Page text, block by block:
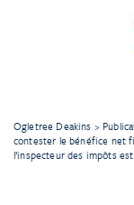
Ogletree Deakins >
contester le bénéfice net
l’inspecteur des impôts